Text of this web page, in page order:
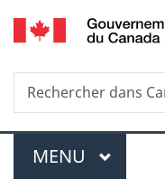
Recherche
Rechercher
dans
Menu
MENU PRINCIPAL